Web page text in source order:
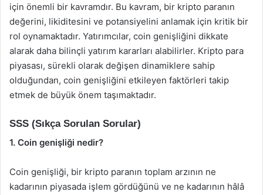
için önemli bir kavramdır. Bu kavram, bir kripto paranın
değerini, likiditesini ve potansiyelini anlamak için kritik bir
rol oynamaktadır. Yatırımcılar, coin genişliğini dikkate
alarak daha bilinçli yatırım kararları alabilirler. Kripto para
piyasası, sürekli olarak değişen dinamiklere sahip
olduğundan, coin genişliğini etkileyen faktörleri takip
etmek de büyük önem taşımaktadır.
SSS (Sıkça Sorulan Sorular)
1. Coin genişliği nedir?
Coin genişliği, bir kripto paranın toplam arzının ne
kadarının piyasada işlem gördüğünü ve ne kadarının hâlâ